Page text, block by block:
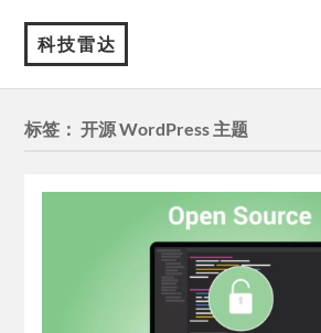
科技雷达
标签：开源 WordPress 主题